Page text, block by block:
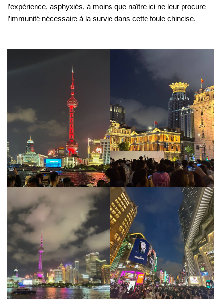
l’expérience, asphyxiés, à moins que naître ici ne leur procure
l’immunité nécessaire à la survie dans cette foule chinoise.